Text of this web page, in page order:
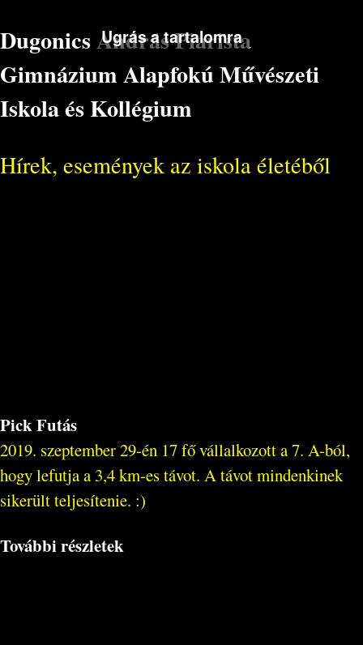
Ugrás a tartalomra
Dugonics András Piarista
Gimnázium Alapfokú Művészeti
Iskola és Kollégium
Hírek, események az iskola életéből
Pick Futás
2019. szeptember 29-én 17 fő vállalkozott a 7. A-ból,
hogy lefutja a 3,4 km-es távot. A távot mindenkinek
sikerült teljesítenie. :)
További részletek